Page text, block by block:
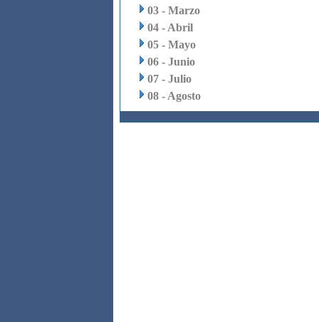
03 - Marzo
04 - Abril
05 - Mayo
06 - Junio
07 - Julio
08 - Agosto